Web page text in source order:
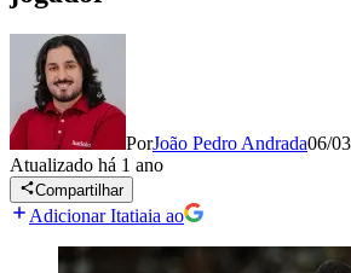
PorJoão Pedro Andrada06/
Atualizado há 1 ano
Compartilhar
Adicionar Itatiaia ao